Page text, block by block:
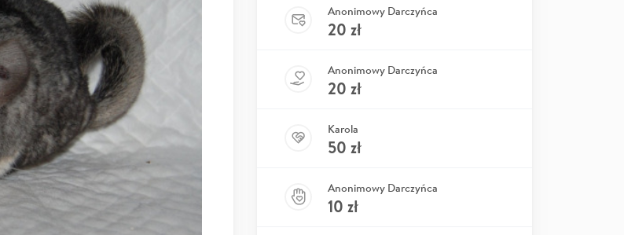
Anonimowy Darczyńca
20 zł
Anonimowy Darczyńca
20 zł
Karola
50 zł
Anonimowy Darczyńca
10 zł